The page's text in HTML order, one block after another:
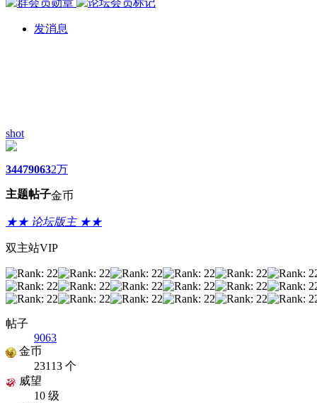
发消息
shot
3447
主题
9063
帖子
2万
金币
★★ 论坛版主 ★★
双主站VIP
帖子
9063
金币
23113 个
威望
10 级